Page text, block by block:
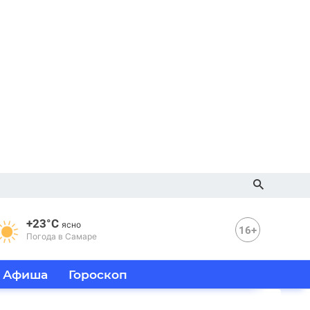
+23°C ясно
Погода в Самаре
16+
Афиша Гороскоп